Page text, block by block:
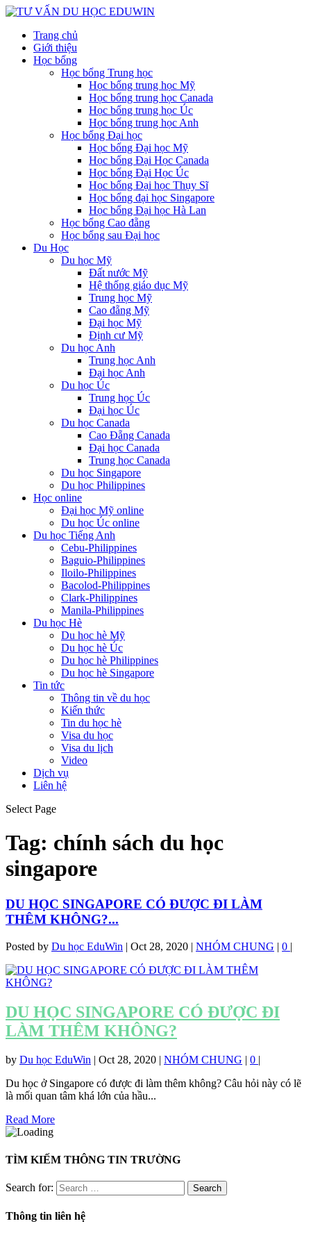
Trang chủ
Giới thiệu
Học bổng
Học bổng Trung học
Học bổng trung học Mỹ
Học bổng trung học Canada
Học bổng trung học Úc
Học bổng trung học Anh
Học bổng Đại học
Học bổng Đại học Mỹ
Học bổng Đại Học Canada
Học bổng Đại Học Úc
Học bổng Đại học Thụy Sĩ
Học bổng đại học Singapore
Học bổng Đại học Hà Lan
Học bổng Cao đẵng
Học bổng sau Đại học
Du Học
Du học Mỹ
Đất nước Mỹ
Hệ thống giáo dục Mỹ
Trung học Mỹ
Cao đẵng Mỹ
Đại học Mỹ
Định cư Mỹ
Du học Anh
Trung học Anh
Đại học Anh
Du học Úc
Trung học Úc
Đại học Úc
Du học Canada
Cao Đẵng Canada
Đại học Canada
Trung học Canada
Du học Singapore
Du học Philippines
Học online
Đại học Mỹ online
Du học Úc online
Du học Tiếng Anh
Cebu-Philippines
Baguio-Philippines
Iloilo-Philippines
Bacolod-Philippines
Clark-Philippines
Manila-Philippines
Du học Hè
Du học hè Mỹ
Du học hè Úc
Du học hè Philippines
Du học hè Singapore
Tin tức
Thông tin về du học
Kiến thức
Tin du học hè
Visa du học
Visa du lịch
Video
Dịch vụ
Liên hệ
Select Page
Tag: chính sách du học
singapore
DU HỌC SINGAPORE CÓ ĐƯỢC ĐI LÀM
THÊM KHÔNG?...
Posted by Du học EduWin | Oct 28, 2020 | NHÓM CHUNG | 0 |
DU HỌC SINGAPORE CÓ ĐƯỢC ĐI
LÀM THÊM KHÔNG?
by Du học EduWin | Oct 28, 2020 | NHÓM CHUNG | 0 |
Du học ở Singapore có được đi làm thêm không? Câu hỏi này có lẽ
là mối quan tâm khá lớn của hầu...
Read More
TÌM KIẾM THÔNG TIN TRƯỜNG
Search for:
Thông tin liên hệ